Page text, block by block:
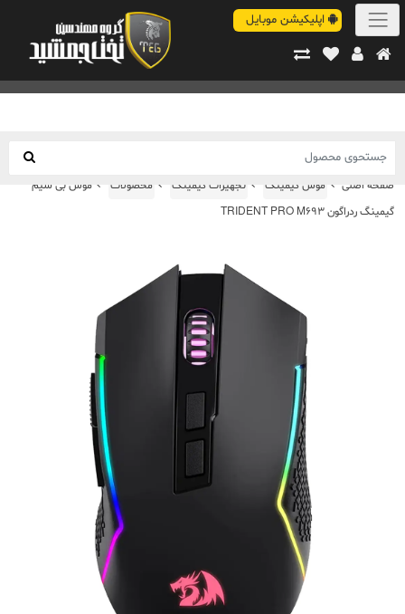
اپلیکیشن موبایل
صفحه اصلی محصولات تجهیزات گیمینگ موس گیمینگ
موس بی سیم
گیمینگ ردراگون TRIDENT PRO M693